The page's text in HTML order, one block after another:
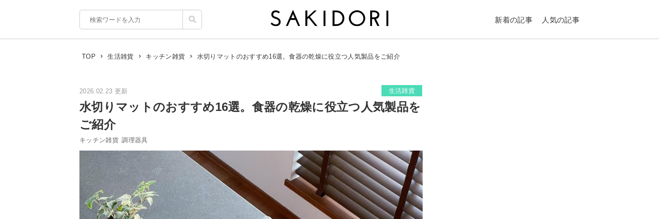
新着の記事 人気の記事
TOP 生活雑貨 キッチン雑貨 水切りマットのおすすめ16選。食器の乾燥に役立つ人気製品をご紹介
2026.02.23 更新 生活雑貨
水切りマットのおすすめ16選。食器の乾燥に役立つ人気製品を
ご紹介
キッチン雑貨 調理器具